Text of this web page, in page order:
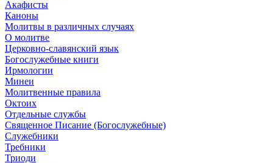
Акафисты
Каноны
Молитвы в различных случаях
О молитве
Церковно-славянский язык
Богослужебные книги
Ирмологии
Минеи
Молитвенные правила
Октоих
Отдельные службы
Священное Писание (Богослужебные)
Служебники
Требники
Триоди